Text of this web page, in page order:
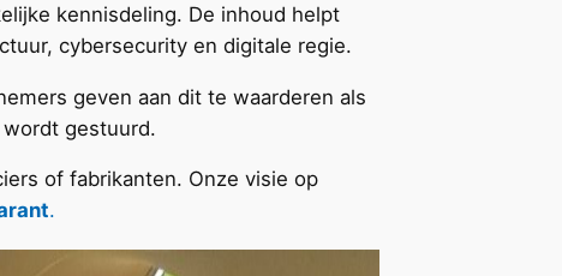
kennisdeling. De inhoud helpt
cybersecurity en digitale regie.
geven aan dit te waarderen als
gestuurd.
of fabrikanten. Onze visie op
.